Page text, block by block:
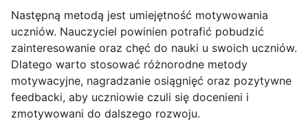
Następną metodą jest umiejętność motywowania
uczniów. Nauczyciel powinien potrafić pobudzić
zainteresowanie oraz chęć do nauki u swoich uczniów.
Dlatego warto stosować różnorodne metody
motywacyjne, nagradzanie osiągnięć oraz pozytywne
feedbacki, aby uczniowie czuli się docenieni i
zmotywowani do dalszego rozwoju.